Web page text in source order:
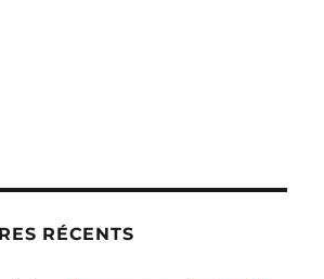
RÉCENTS